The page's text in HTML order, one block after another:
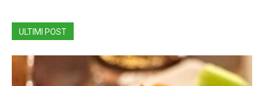
ULTIMI POST